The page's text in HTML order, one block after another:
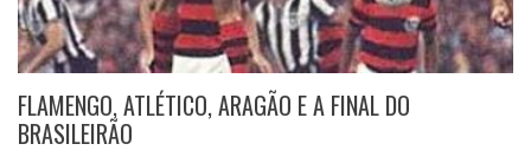
FLAMENGO, ATLÉTICO, ARAGÃO E A FINAL DO
BRASILEIRÃO